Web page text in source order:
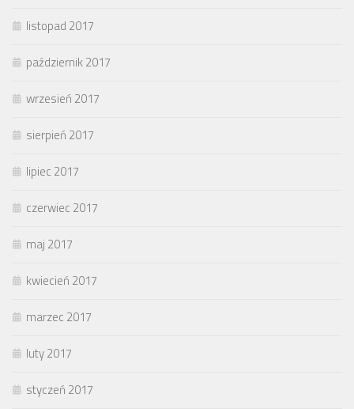
listopad 2017
październik 2017
wrzesień 2017
sierpień 2017
lipiec 2017
czerwiec 2017
maj 2017
kwiecień 2017
marzec 2017
luty 2017
styczeń 2017